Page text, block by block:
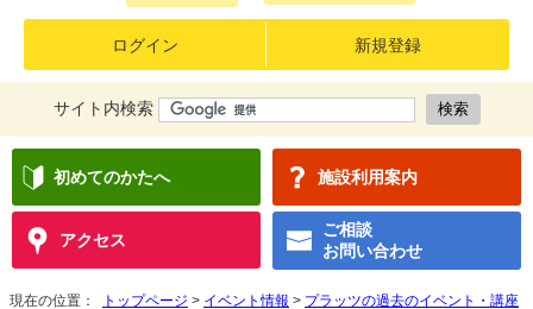
ログイン 新規登録
サイト内検索
初めてのかたへ 施設利用案内
アクセス
ご相談
お問い合わせ
現在の位置： トップページ > イベント情報 > プラッツの過去のイベント・講座